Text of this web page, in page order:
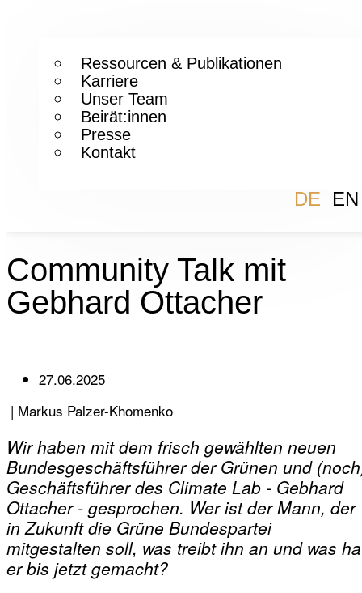
Ressourcen & Publikationen
Karriere
Unser Team
Beirät:innen
Presse
Kontakt
EN
DE
Community Talk mit
Gebhard Ottacher
27.06.2025
‏‏‎ ‎|‏‏‎ ‎Markus Palzer-Khomenko
Wir haben mit dem frisch gewählten neuen
Bundesgeschäftsführer der Grünen und
Geschäftsführer des Climate Lab - Gebhard
Ottacher - gesprochen. Wer ist der Mann, der
in Zukunft die Grüne Bundespartei
mitgestalten soll, was treibt ihn an und was
er bis jetzt gemacht?